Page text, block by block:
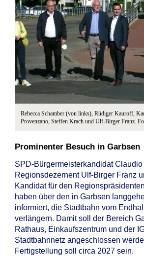
Rebecca Schamber (von links), Rüdiger Kauroff,
Provenzano, Steffen Krach und Ulf-Birger Franz.
Prominenter Besuch in Garbsen
SPD-Bürgermeisterkandidat
Regionsdezernent Ulf-Birger Franz
Kandidat für den
haben über den in Garbsen
informiert, die Stadtbahn vom
verlängern. Damit soll der Bereich
Rathaus, Einkaufszentrum und der
Stadtbahnnetz angeschlossen
Fertigstellung soll circa 2027 sein.